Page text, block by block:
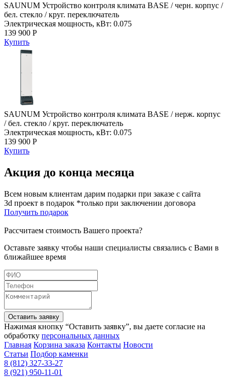
SAUNUM Устройство контроля климата BASE / черн. корпус /
бел. стекло / круг. переключатель
Электрическая мощность, кВт: 0.075
139 900 Р
Купить
SAUNUM Устройство контроля климата BASE / нерж. корпус
/ бел. стекло / круг. переключатель
Электрическая мощность, кВт: 0.075
139 900 Р
Купить
Акция до конца месяца
Всем новым клиентам дарим подарки при заказе с сайта
3d проект в подарок *только при заключении договора
Получить подарок
Рассчитаем стоимость Вашего проекта?
Оставьте заявку чтобы наши специалисты связались с Вами в
ближайшее время
Оставить заявку
Нажимая кнопку “Оставить заявку”, вы даете согласие на
обработку персональных данных
Главная Корзина заказа Контакты Новости
Статьи Подбор каменки
8 (812) 327-33-27
8 (921) 950-11-01